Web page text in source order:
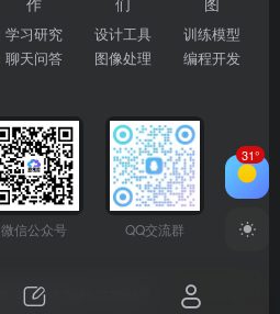
学习研究
聊天问答
设计工具
图像处理
训练模型
编程开发
微信公众号 QQ交流群
粤ICP备2024177666号
31°